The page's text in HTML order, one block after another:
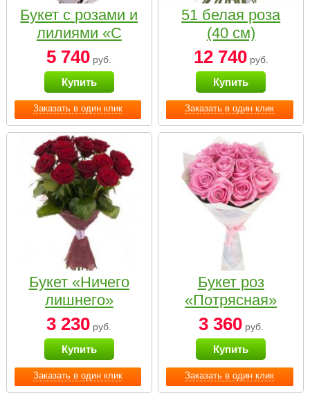
Заказать в один клик
Букет с розами и
лилиями «С
наилучшими
пожеланиями»
5 740 руб.
Купить
Заказать в один клик
51 белая роза
(40 см)
12 740руб.
Купить
Заказать в один клик
Букет «Ничего
лишнего»
3 230 руб.
Купить
Заказать в один клик
Букет роз
«Потрясная»
3 360руб.
Купить